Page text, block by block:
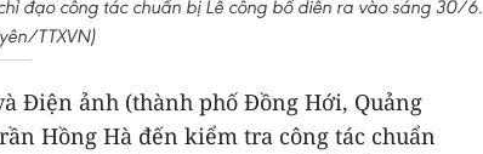
đạo công tác chuẩn bị Lễ công bố diễn ra vào sáng 30/6.
TTXVN)
Điện ảnh (thành phố Đồng Hới, Quảng
Hồng Hà đến kiểm tra công tác chuẩn